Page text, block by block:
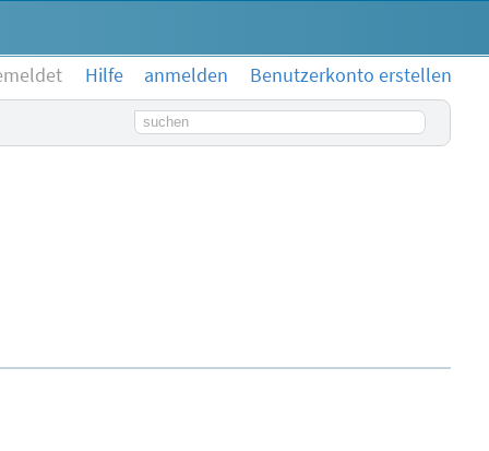
Hilfe anmelden
Benutzerkonto erstellen
Suchbegriff